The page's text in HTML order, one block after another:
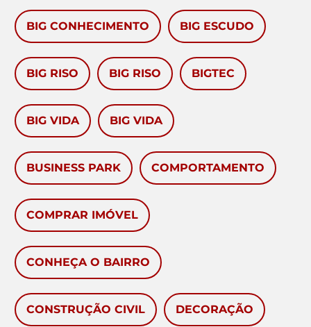
BIG CONHECIMENTO BIG ESCUDO
BIG RISO BIG RISO BIGTEC
BIG VIDA BIG VIDA
BUSINESS PARK COMPORTAMENTO
COMPRAR IMÓVEL
CONHEÇA O BAIRRO
CONSTRUÇÃO CIVIL DECORAÇÃO